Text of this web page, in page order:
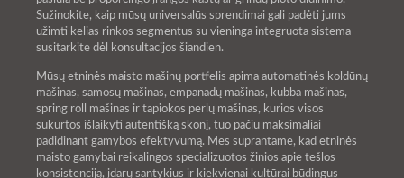
Sužinokite, kaip mūsų universalūs sprendimai gali padėti jums
užimti kelias rinkos segmentus su vieninga integruota sistema—
susitarkite dėl konsultacijos šiandien.
Mūsų etninės maisto mašinų portfelis apima automatinės koldūnų
mašinas, samosų mašinas, empanadų mašinas, kubba mašinas,
spring roll mašinas ir tapiokos perlų mašinas, kurios visos
sukurtos išlaikyti autentišką skonį, tuo pačiu maksimaliai
padidinant gamybos efektyvumą. Mes suprantame, kad etninės
maisto gamybai reikalingos specializuotos žinios apie tešlos
konsistenciją, įdarų santykius ir kiekvienai kultūrai būdingus